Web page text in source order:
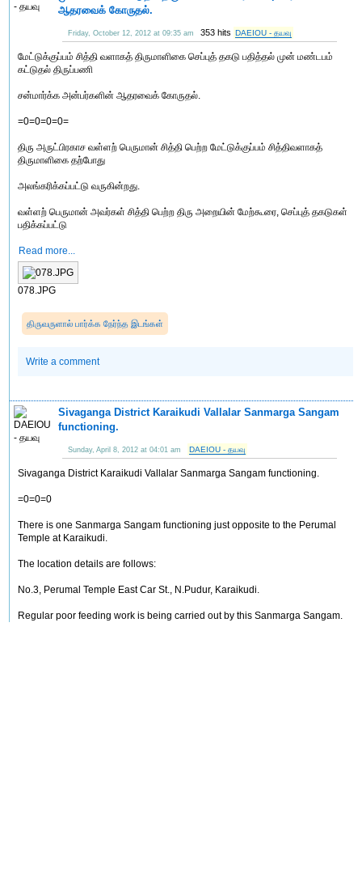
ஆதரவைக் கோருதல்.
Friday, October 12, 2012 at 09:35 am 353 hits DAEIOU - தயவு
மேட்டுக்குப்பம் சித்தி வளாகத் திருமாளிகை செப்புத் தகடு பதித்தல் முன் மண்டபம்
கட்டுதல் திருப்பணி
சன்மார்க்க அன்பர்களின் ஆதரவைக் கோருதல்.
=0=0=0=0=
திரு அருட்பிரகாச வள்ளற் பெருமான் சித்தி பெற்ற மேட்டுக்குப்பம் சித்திவளாகத்
திருமாளிகை தற்போது
அலங்கரிக்கப்பட்டு வருகின்றது.
வள்ளற் பெருமான் அவர்கள் சித்தி பெற்ற திரு அறையின் மேற்கூரை, செப்புத் தகடுகள்
பதிக்கப்பட்டு
Read more...
078.JPG
திருவருளால் பார்க்க நேர்ந்த இடங்கள்
Write a comment
Sivaganga District Karaikudi Vallalar Sanmarga Sangam
functioning.
Sunday, April 8, 2012 at 04:01 am DAEIOU - தயவு
Sivaganga District Karaikudi Vallalar Sanmarga Sangam functioning.
=0=0=0
There is one Sanmarga Sangam functioning just opposite to the Perumal
Temple at Karaikudi.
The location details are follows:
No.3, Perumal Temple East Car St., N.Pudur, Karaikudi.
Regular poor feeding work is being carried out by this Sanmarga Sangam.